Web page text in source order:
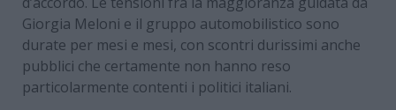
Giorgia Meloni e il gruppo automobilistico sono
durate per mesi e mesi, con scontri durissimi anche
pubblici che certamente non hanno reso
particolarmente contenti i politici italiani.